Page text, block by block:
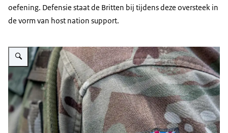
oefening. Defensie staat de Britten bij tijdens deze oversteek in
de vorm van host nation support.
Vergroot afbeelding Britse militair.